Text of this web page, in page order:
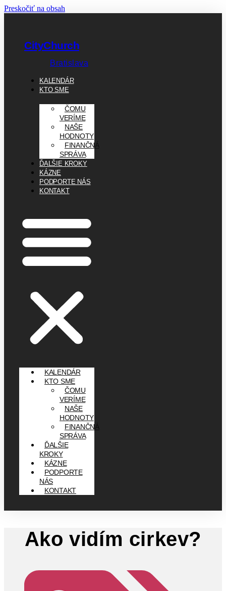
Preskočiť na obsah
CityChurch
Bratislava
KALENDÁR
KTO SME
ČOMU
VERÍME
NAŠE
HODNOTY
FINANČNÁ
SPRÁVA
ĎALŠIE KROKY
KÁZNE
PODPORTE NÁS
KONTAKT
KALENDÁR
KTO SME
ČOMU
VERÍME
NAŠE
HODNOTY
FINANČNÁ
SPRÁVA
ĎALŠIE
KROKY
KÁZNE
PODPORTE
NÁS
KONTAKT
Ako vidím cirkev?